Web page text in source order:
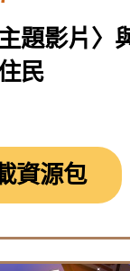
題影片〉
民
資源包